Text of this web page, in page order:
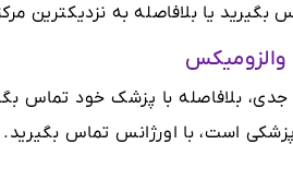
بگیرید یا بلافاصله به نزدیکترین
بلافاصله با پزشک خود تماس
است، با اورژانس تماس